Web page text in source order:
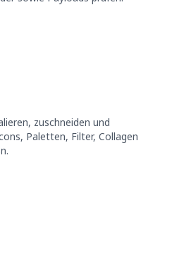
zuschneiden und
Paletten, Filter, Collagen